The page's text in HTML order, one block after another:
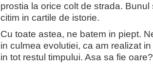
prostia la orice colt de strada.
citim in cartile de istorie.
Cu toate astea, ne batem in piept.
in culmea evolutiei, ca am realizat
in tot restul timpului. Asa sa fie oare?